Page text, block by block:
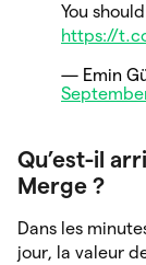
You
https://
— Emin
Qu’est-il
Merge ?
Dans les
jour, la valeur